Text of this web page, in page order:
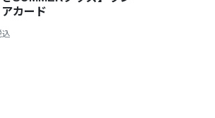
カード
込